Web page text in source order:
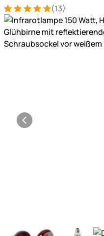
Bewertung: 5 von 5 (13
13 Bewertungen
(13)
Produktgalerie